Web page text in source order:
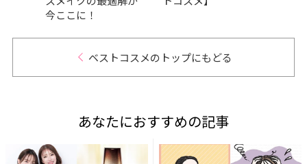
今ここに！
ベストコスメのトップにもどる
あなたにおすすめの記事